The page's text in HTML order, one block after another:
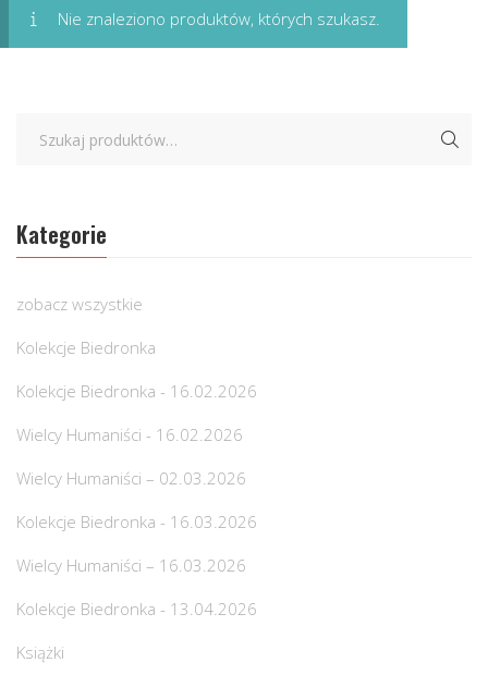
Nie znaleziono produktów, których szukasz.
Kategorie
zobacz wszystkie
Kolekcje Biedronka
Kolekcje Biedronka - 16.02.2026
Wielcy Humaniści - 16.02.2026
Wielcy Humaniści – 02.03.2026
Kolekcje Biedronka - 16.03.2026
Wielcy Humaniści – 16.03.2026
Kolekcje Biedronka - 13.04.2026
Książki